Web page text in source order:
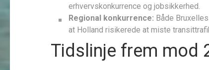
erhvervskonkurrence og jobsikkerhed.
Regional konkurrence: Både
at Holland risikerede at miste
Tidslinje frem mod